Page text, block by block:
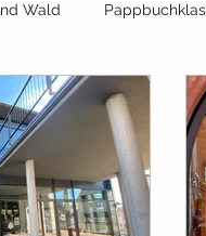
Wald
Fahrzeuge